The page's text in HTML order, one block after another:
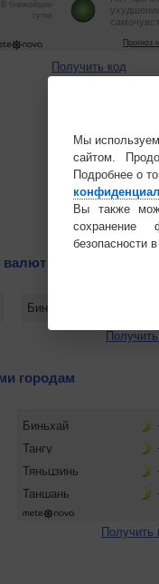
Получить код
валют
городам
Получить
Мы
сайтом.
Подробнее о
Вы также
сохранение
безопасности